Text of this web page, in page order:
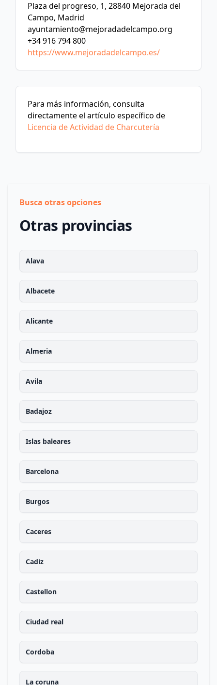
Plaza del progreso, 1, 28840 Mejorada del
Campo, Madrid
ayuntamiento@mejoradadelcampo.org
+34 916 794 800
https://www.mejoradadelcampo.es/
Para más información, consulta
directamente el artículo específico de
Licencia de Actividad de Charcutería
Busca otras opciones
Otras provincias
Alava
Albacete
Alicante
Almeria
Avila
Badajoz
Islas baleares
Barcelona
Burgos
Caceres
Cadiz
Castellon
Ciudad real
Cordoba
La coruna